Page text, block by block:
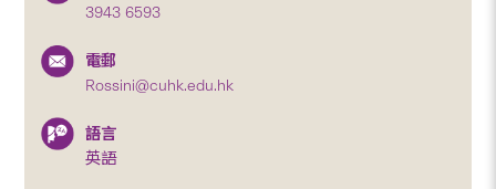
3943 6593
電郵
Rossini@cuhk.edu.hk
語言
英語